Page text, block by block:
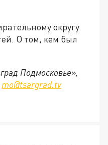
округу.
О том, кем был
Подмосковье»,
mo@tsargrad.tv